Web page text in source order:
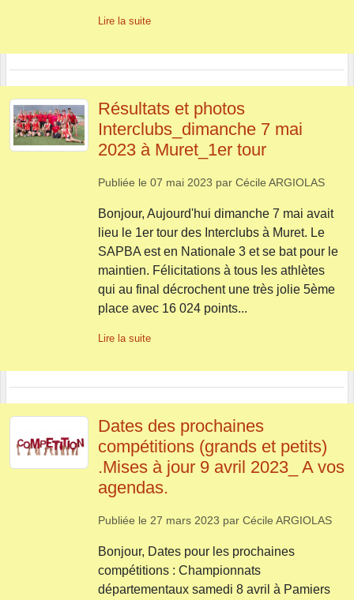
Lire la suite
Résultats et photos
Interclubs_dimanche 7 mai
2023 à Muret_1er tour
Publiée le 07 mai 2023 par Cécile ARGIOLAS
Bonjour, Aujourd'hui dimanche 7 mai avait
lieu le 1er tour des Interclubs à Muret. Le
SAPBA est en Nationale 3 et se bat pour le
maintien. Félicitations à tous les athlètes
qui au final décrochent une très jolie 5ème
place avec 16 024 points...
Lire la suite
Dates des prochaines
compétitions (grands et petits)
.Mises à jour 9 avril 2023_ A vos
agendas.
Publiée le 27 mars 2023 par Cécile ARGIOLAS
Bonjour, Dates pour les prochaines
compétitions : Championnats
départementaux samedi 8 avril à Pamiers